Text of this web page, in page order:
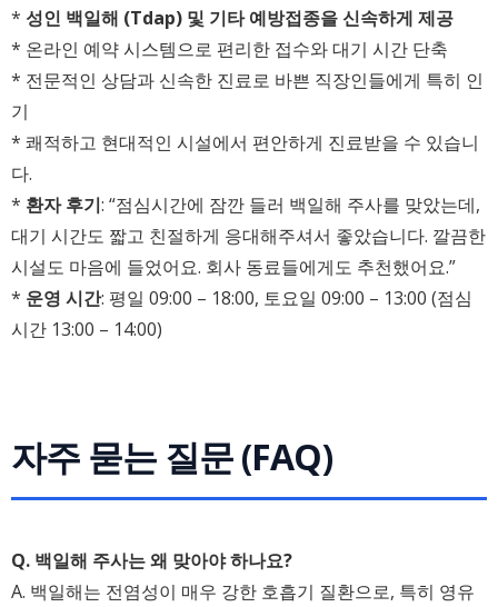
* 성인 백일해 (Tdap) 및 기타 예방접종을 신속하게 제공
* 온라인 예약 시스템으로 편리한 접수와 대기 시간 단축
* 전문적인 상담과 신속한 진료로 바쁜 직장인들에게 특히 인
기
* 쾌적하고 현대적인 시설에서 편안하게 진료받을 수 있습니
다.
* 환자 후기: “점심시간에 잠깐 들러 백일해 주사를 맞았는데,
대기 시간도 짧고 친절하게 응대해주셔서 좋았습니다. 깔끔한
시설도 마음에 들었어요. 회사 동료들에게도 추천했어요.”
* 운영 시간: 평일 09:00 – 18:00, 토요일 09:00 – 13:00 (점심
시간 13:00 – 14:00)
자주 묻는 질문 (FAQ)
Q. 백일해 주사는 왜 맞아야 하나요?
A. 백일해는 전염성이 매우 강한 호흡기 질환으로, 특히 영유